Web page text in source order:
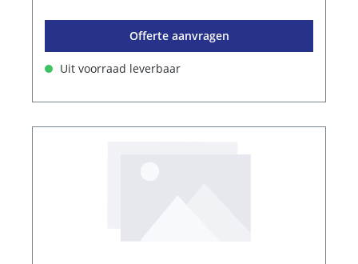
Offerte aanvragen
Uit voorraad leverbaar